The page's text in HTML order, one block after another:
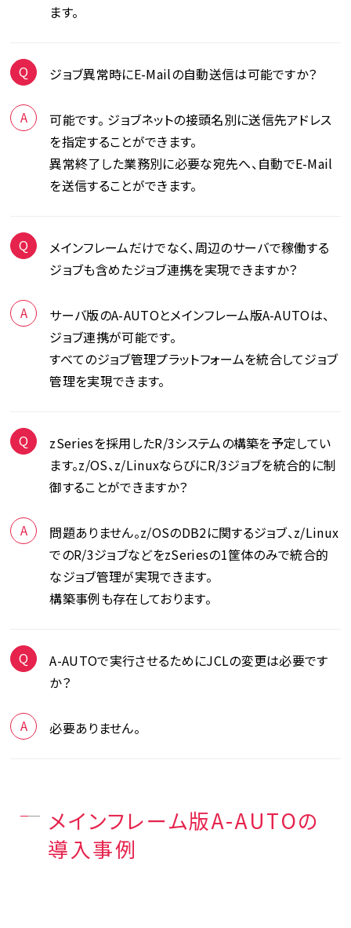
ます。
ジョブ異常時にE-Mailの自動送信は可能ですか？
可能です。 ジョブネットの接頭名別に送信先アドレス
を指定することができます。
異常終了した業務別に必要な宛先へ、自動でE-Mail
を送信することができます。
メインフレームだけでなく、周辺のサーバで稼働する
ジョブも含めたジョブ連携を実現できますか？
サーバ版のA-AUTOとメインフレーム版A-AUTOは、
ジョブ連携が可能です。
すべてのジョブ管理プラットフォームを統合してジョブ
管理を実現できます。
zSeriesを採用したR/3システムの構築を予定してい
ます。z/OS、z/LinuxならびにR/3ジョブを統合的に制
御することができますか？
問題ありません。z/OSのDB2に関するジョブ、z/Linux
でのR/3ジョブなどをzSeriesの1筐体のみで統合的
なジョブ管理が実現できます。
構築事例も存在しております。
A-AUTOで実行させるためにJCLの変更は必要です
か？
必要ありません。
メインフレーム版A-AUTOの
導入事例